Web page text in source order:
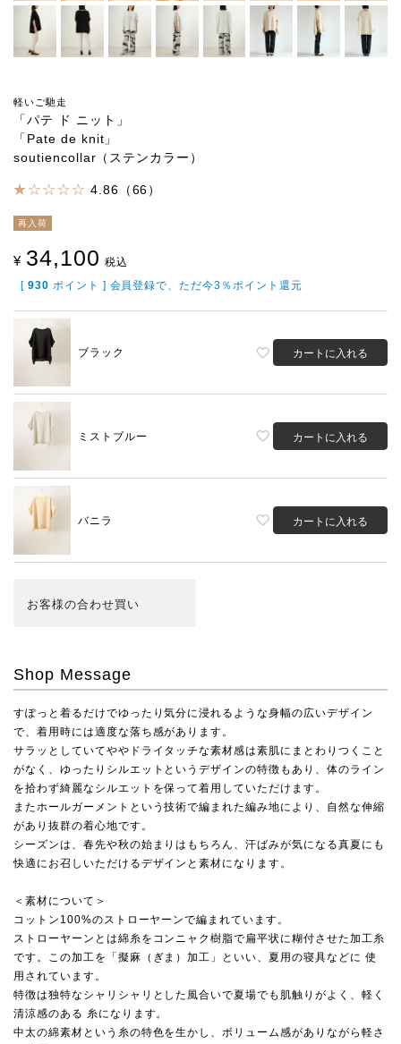
軽いご馳走
「パテ ド ニット」
「Pate de knit」
soutiencollar（ステンカラー）
4.86（66）
再入荷
¥ 34,100 税込
[ 930 ポイント ] 会員登録で、ただ今3％ポイント還元
ブラック カートに入れる
ミストブルー カートに入れる
バニラ カートに入れる
お客様の合わせ買い
Shop Message
すぽっと着るだけでゆったり気分に浸れるような身幅の広いデザイン
で、着用時には適度な落ち感があります。
サラッとしていてややドライタッチな素材感は素肌にまとわりつくこと
がなく、ゆったりシルエットというデザインの特徴もあり、体のライン
を拾わず綺麗なシルエットを保って着用していただけます。
またホールガーメントという技術で編まれた編み地により、自然な伸縮
があり抜群の着心地です。
シーズンは、春先や秋の始まりはもちろん、汗ばみが気になる真夏にも
快適にお召しいただけるデザインと素材になります。
＜素材について＞
コットン100%のストローヤーンで編まれています。
ストローヤーンとは綿糸をコンニャク樹脂で扁平状に糊付させた加工糸
です。この加工を「擬麻（ぎま）加工」といい、夏用の寝具などに 使
用されています。
特徴は独特なシャリシャリとした風合いで夏場でも肌触りがよく、軽く
清涼感のある 糸になります。
中太の綿素材という糸の特色を生かし、ボリューム感がありながら軽さ